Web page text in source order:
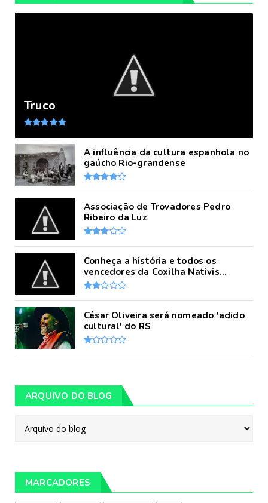
Truco
A influência da cultura espanhola no
gaúcho Rio-grandense
Associação de Trovadores Pedro
Ribeiro da Luz
Conheça a história e todos os
vencedores da Coxilha Nativis...
César Oliveira será nomeado 'adido
cultural' do RS
ARQUIVO DO BLOG
MARCADORES